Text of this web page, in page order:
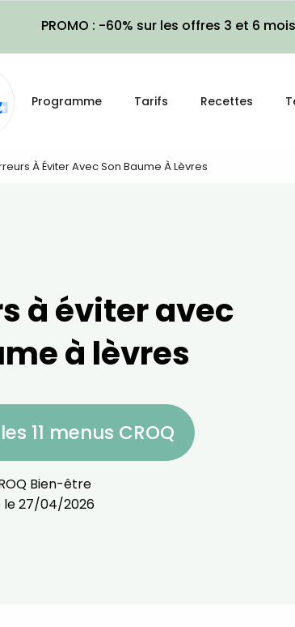
PROMO : -60% sur les offres 3 et 6
Programme Tarifs Recettes
À Éviter Avec Son Baume À Lèvres
à éviter avec
à lèvres
11 menus CROQ
Bien-être
le27/04/2026